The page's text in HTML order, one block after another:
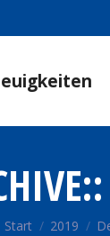
Sie befinden
Start 2019